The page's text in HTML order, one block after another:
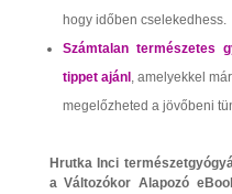
hogy időben cselekedhess.
Számtalan természetes
tippet ajánl , amelyekkel
megelőzheted a jövőbeni
Hrutka Inci
a Változókor Alapozó